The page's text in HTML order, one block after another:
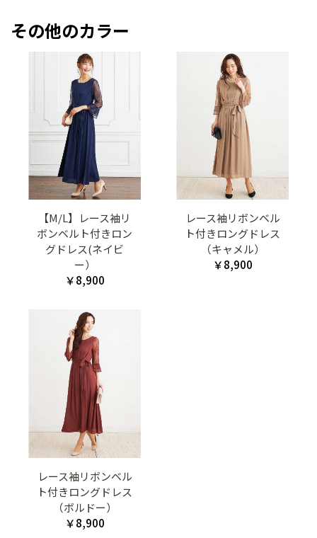
その他のカラー
【M/L】レース袖リ
ボンベルト付きロン
グドレス(ネイビ
ー）
￥8,900
レース袖リボンベル
ト付きロングドレス
（キャメル）
￥8,900
レース袖リボンベル
ト付きロングドレス
（ボルドー）
￥8,900